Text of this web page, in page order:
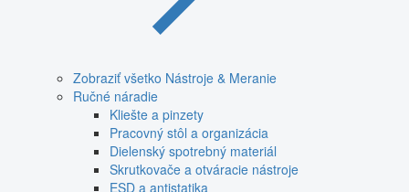
Zobraziť všetko Nástroje & Meranie
Ručné náradie
Kliešte a pinzety
Pracovný stôl a organizácia
Dielenský spotrebný materiál
Skrutkovače a otváracie nástroje
ESD a antistatika